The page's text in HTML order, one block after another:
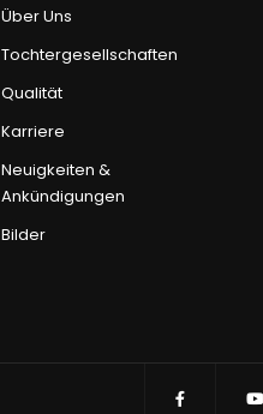
Über Uns
Tochtergesellschaften
Qualität
Karriere
Neuigkeiten &
Ankündigungen
Bilder